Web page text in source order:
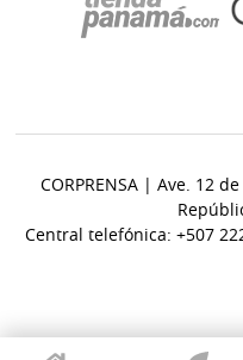
CORPRENSA | Ave. 12
Central telefónica: +507